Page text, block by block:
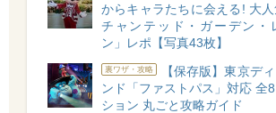
からキャラたちに会える! 大
チャンテッド・ガーデン・
ン」レポ【写真43枚】
裏ワザ・攻略
【保存版】東京デ
ンド「ファストパス」対応 全
ション 丸ごと攻略ガイド